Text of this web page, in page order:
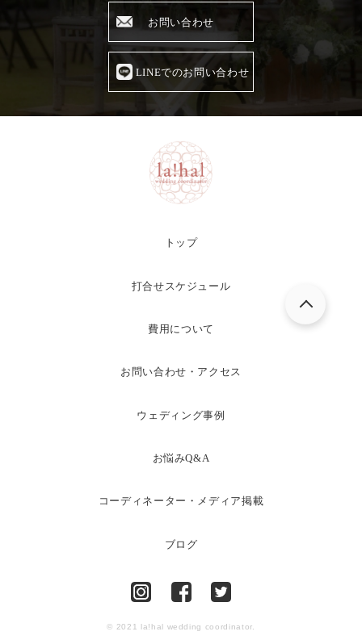
お問い合わせ
LINEでのお問い合わせ
トップ
打合せスケジュール
費用について
お問い合わせ・アクセス
ウェディング事例
お悩みQ&A
コーディネーター・メディア掲載
ブログ
© 2021 la!hal wedding coordinator.